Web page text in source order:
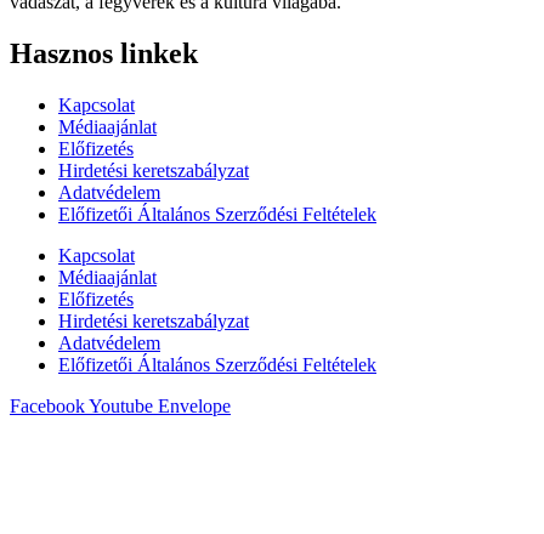
Hasznos linkek
Kapcsolat
Médiaajánlat
Előfizetés
Hirdetési keretszabályzat
Adatvédelem
Előfizetői Általános Szerződési Feltételek
Kapcsolat
Médiaajánlat
Előfizetés
Hirdetési keretszabályzat
Adatvédelem
Előfizetői Általános Szerződési Feltételek
FacebookYoutube Envelope